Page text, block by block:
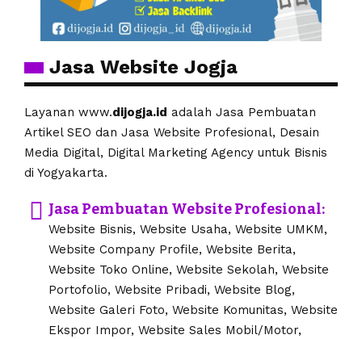
Jasa Website Jogja
Layanan www.dijogja.id adalah Jasa Pembuatan
Artikel SEO dan Jasa Website Profesional, Desain
Media Digital, Digital Marketing Agency untuk Bisnis
di Yogyakarta.
Jasa Pembuatan Website Profesional:
Website Bisnis, Website Usaha, Website UMKM,
Website Company Profile, Website Berita,
Website Toko Online, Website Sekolah, Website
Portofolio, Website Pribadi, Website Blog,
Website Galeri Foto, Website Komunitas, Website
Ekspor Impor, Website Sales Mobil/Motor,